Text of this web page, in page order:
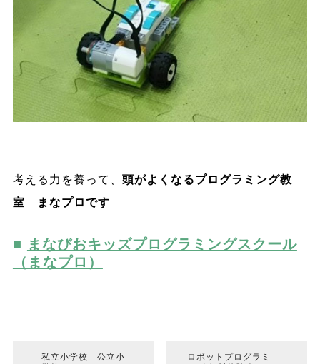
考える力を養って、 頭がよくなるプログラミング教
室 まなプロです
まなびおキッズプログラミングスクール
（まなプロ）
私立小学校 公立小
ロボットプログラミ